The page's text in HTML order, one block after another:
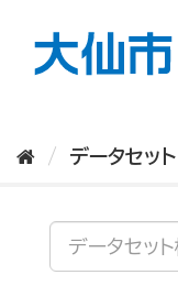
データセット